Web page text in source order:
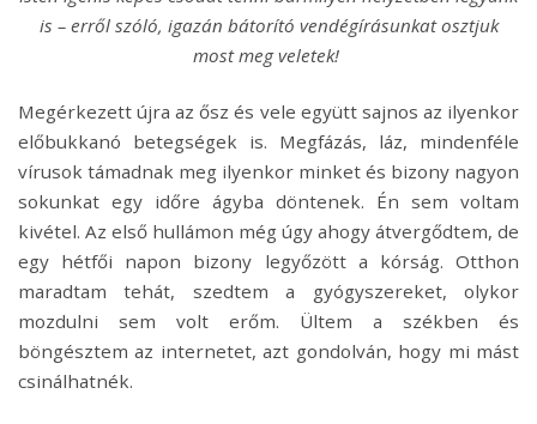
is – erről szóló, igazán bátorító vendégírásunkat osztjuk
most meg veletek!
Megérkezett újra az ősz és vele együtt sajnos az ilyenkor
előbukkanó betegségek is. Megfázás, láz, mindenféle
vírusok támadnak meg ilyenkor minket és bizony nagyon
sokunkat egy időre ágyba döntenek. Én sem voltam
kivétel. Az első hullámon még úgy ahogy átvergődtem, de
egy hétfői napon bizony legyőzött a kórság. Otthon
maradtam tehát, szedtem a gyógyszereket, olykor
mozdulni sem volt erőm. Ültem a székben és
böngésztem az internetet, azt gondolván, hogy mi mást
csinálhatnék.